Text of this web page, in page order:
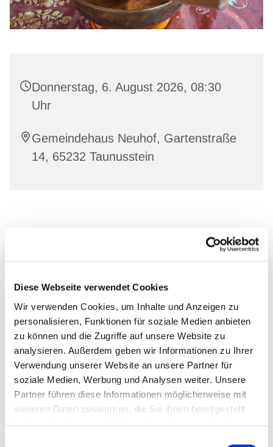
Diese Webseite verwendet Cookies
Wir verwenden Cookies, um Inhalte und Anzeigen zu
personalisieren, Funktionen für soziale Medien anbieten
zu können und die Zugriffe auf unsere Website zu
analysieren. Außerdem geben wir Informationen zu Ihrer
Verwendung unserer Website an unsere Partner für
soziale Medien, Werbung und Analysen weiter. Unsere
Partner führen diese Informationen möglicherweise mit
weiteren Daten zusammen, die Sie ihnen bereitgestellt
Donnerstag, 6. August 2026, 08:30
Uhr
Gemeindehaus Neuhof, Gartenstraße
14, 65232 Taunusstein